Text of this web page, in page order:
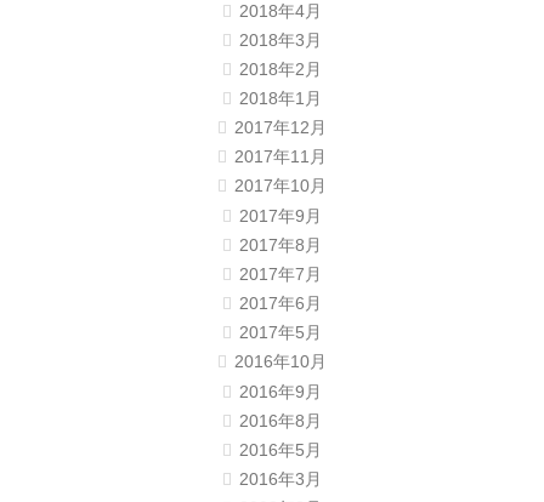
2018年4月
2018年3月
2018年2月
2018年1月
2017年12月
2017年11月
2017年10月
2017年9月
2017年8月
2017年7月
2017年6月
2017年5月
2016年10月
2016年9月
2016年8月
2016年5月
2016年3月